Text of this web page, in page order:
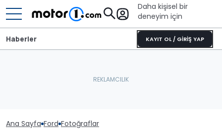
Daha kişisel bir
deneyim için
KAYIT OL / GİRİŞ YAP
Haberler
Ana Sayfa Ford Fotoğraflar